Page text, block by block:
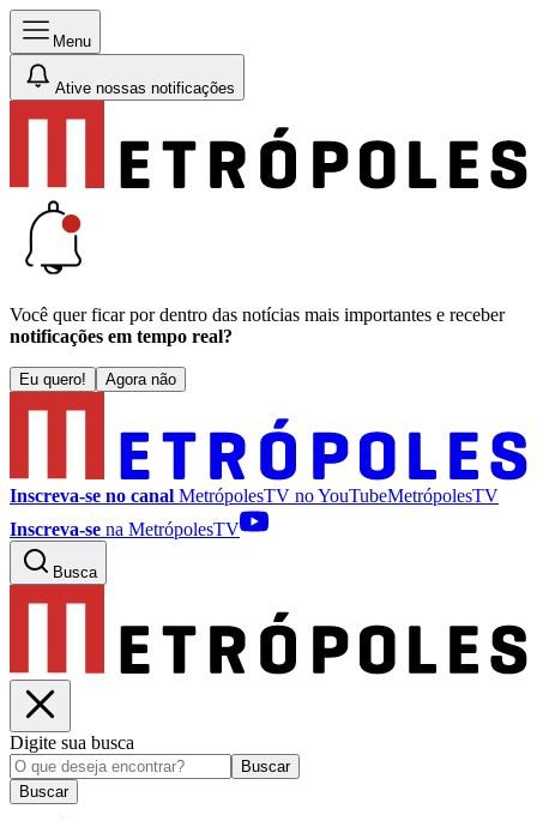
Menu
Ative nossas notificações
Você quer ficar por dentro das notícias mais importantes e receber
notificações em tempo real?
Eu quero! Agora não
Inscreva-se no canal MetrópolesTV noYouTubeMetrópolesTV
Inscreva-se na MetrópolesTV
Busca
Digite sua busca
Buscar
Buscar